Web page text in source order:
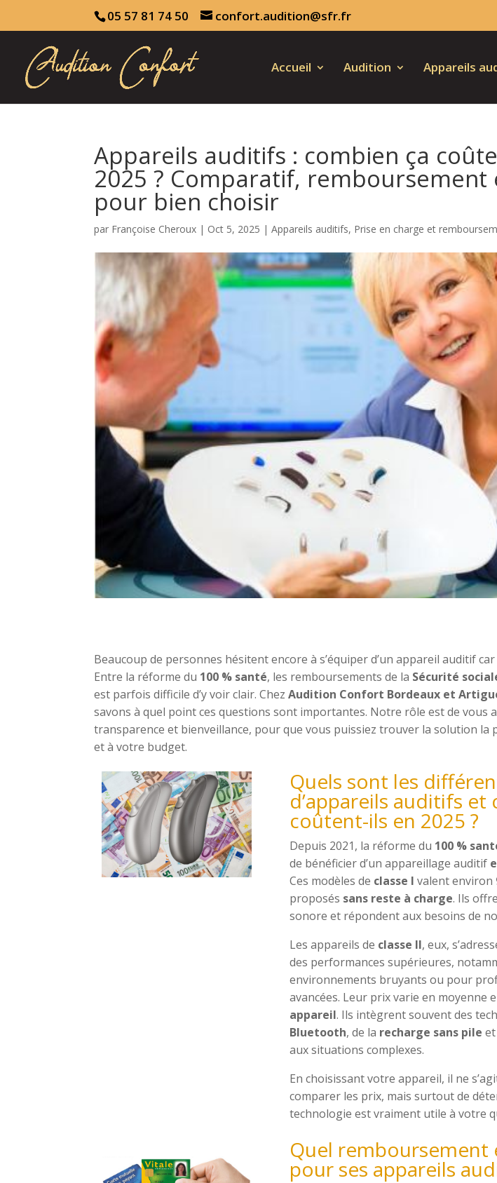
05 57 81 74 50 confort.audition@sfr.fr
Accueil Audition Appareils
Appareils auditifs : combien ça
2025 ? Comparatif, remboursement
pour bien choisir
par Françoise Cheroux | Oct 5, 2025 |Appareils auditifs, Prise en charge et
Beaucoup de personnes hésitent encore à s’équiper d’un appareil auditif
Entre la réforme du 100 % santé, les remboursements de la Sécurité
est parfois difficile d’y voir clair. ChezAudition Confort Bordeaux et
savons à quel point ces questions sont importantes. Notre rôle est de vous
transparence et bienveillance, pour que vous puissiez trouver la solution la
et à votre budget.
Quels sont les
d’appareils auditifs et
coûtent-ils en 2025 ?
Depuis 2021, la réforme du 100 %
de bénéficier d’un appareillage auditif
Ces modèles de classe I valent environ
proposés sans reste à charge. Ils
sonore et répondent aux besoins de
Les appareils de classe II, eux,
des performances supérieures,
environnements bruyants ou pour
avancées. Leur prix varie en moyenne
appareil. Ils intègrent souvent des
Bluetooth, de la recharge sans pile
aux situations complexes.
En choisissant votre appareil, il ne
comparer les prix, mais surtout de
technologie est vraiment utile à votre
Quel remboursement
pour ses appareils